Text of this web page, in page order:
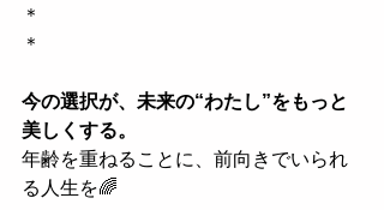
＊
＊
今の選択が、未来の“わたし”をもっと
美しくする。
年齢を重ねることに、前向きでいられ
る人生を🌈